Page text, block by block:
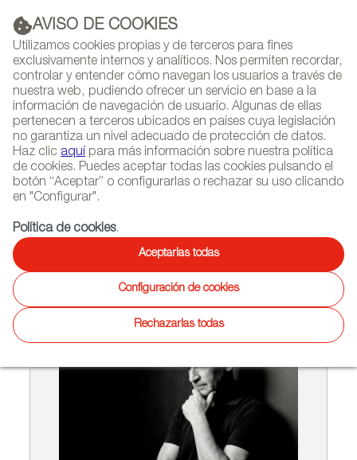
AVISO DE COOKIES
Utilizamos cookies propias y de terceros para fines
exclusivamente internos y analíticos. Nos permiten recordar,
controlar y entender cómo navegan los usuarios a través de
nuestra web, pudiendo ofrecer un servicio en base a la
información de navegación de usuario. Algunas de ellas
pertenecen a terceros ubicados en países cuya legislación
no garantiza un nivel adecuado de protección de datos.
Haz clic aquí para más información sobre nuestra política
de cookies. Puedes aceptar todas las cookies pulsando el
botón “Aceptar” o configurarlas o rechazar su uso clicando
en "Configurar".
Política de cookies.
Aceptarlas todas
Configuración de cookies
Rechazarlas todas
PUBLICIDAD
(+34) 913 497 100 |
NEWSLETTER
AGENDA
Entrevistas de diseñadores